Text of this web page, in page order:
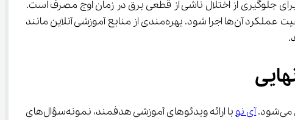
آزمون‌های نهایی پایه دوازدهم در تابستان ۱۴۰۴، اقدامی پیشگیرانه برای جلوگیری از اختلال ناشی از قطعی برق در زمان اوج مصرف است.
این تغییر، هرچند ممکن است برای برخی دانش‌آموزان چالش‌برانگیز باشد، اما با برنامه‌ریزی صحیح می‌تواند بدون کاهش کیفیت عملکرد آن‌ها اجرا شود. بهره‌مندی از منابع آموزشی آنلاین مانند
آی نو
با ارائه ویدئوهای آموزشی هدفمند، نمونه‌سؤال‌های